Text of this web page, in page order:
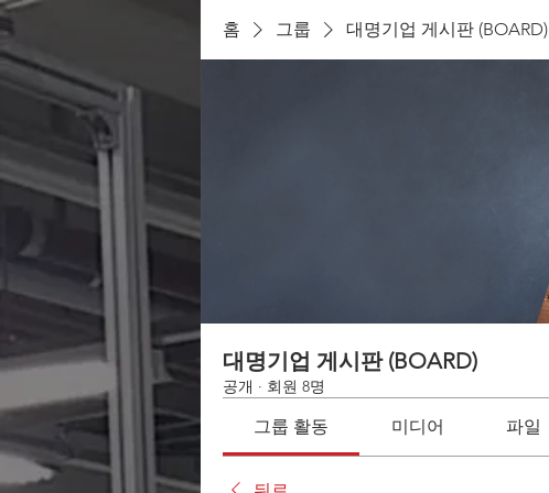
홈 그룹 대명기업 게시판 (BOARD)
대명기업 게시판 (BOARD)
공개 · 회원 8명
그룹 활동 미디어 파일